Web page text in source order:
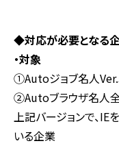
◆対応が必要となる
・対象
①Autoジョブ名人
②Autoブラウザ名人
上記バージョンで、IE
いる企業